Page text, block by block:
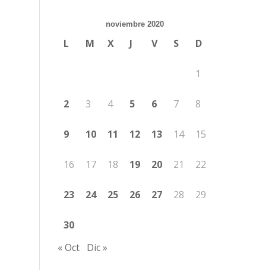
noviembre 2020
L M X J V S D
1
2 3 4 5 6 7 8
9 10 11 12 13 14 15
16 17 18 19 20 21 22
23 24 25 26 27 28 29
30
« Oct Dic »